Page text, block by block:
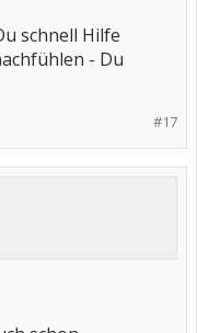
schnell Hilfe
- Du
#17